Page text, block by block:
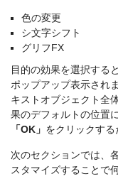
色の変更
シ文字シフト
グリフFX
目的の効果を選択すると
ポップアップ表示され
キストオブジェクト全
果のデフォルトの位置
「OK」 をクリックする
次のセクションでは、
スタマイズすることで